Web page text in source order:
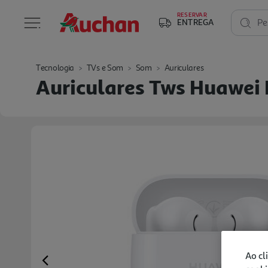
RESERVAR
ENTREGA
Tecnologia TVs e Som Som Auriculares
Auriculares Tws Huawei
Ao